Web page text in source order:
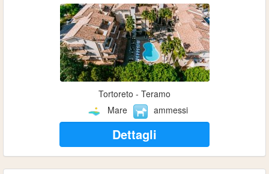
Tortoreto - Teramo
Mare
ammessi
Dettagli